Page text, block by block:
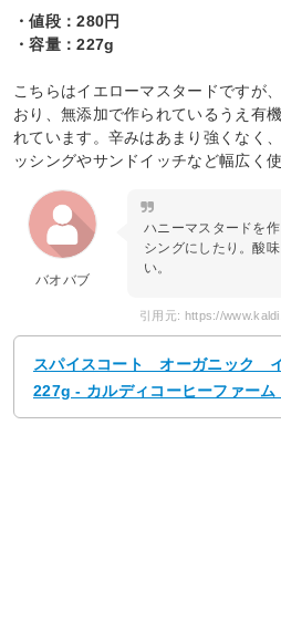
・値段：280円
・容量：227g
こちらはイエローマスタードですが
おり、無添加で作られているうえ有
れています。辛みはあまり強くなく
ッシングやサンドイッチなど幅広く使
バオバブ
ハニーマスタードを
シングにしたり。酸
い。
引用元: https://
スパイスコート オーガニック
227g - カルディコーヒーファーム